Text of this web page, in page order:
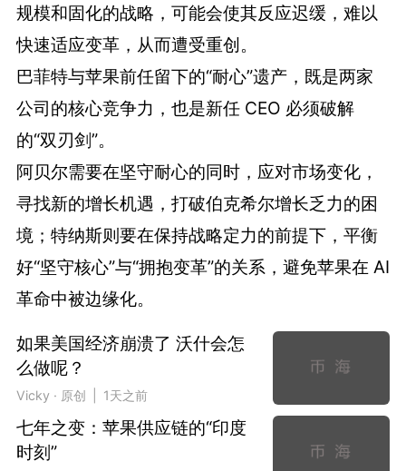
规模和固化的战略，可能会使其反应迟缓，难以
快速适应变革，从而遭受重创。
巴菲特与苹果前任留下的“耐心”遗产，既是两家
公司的核心竞争力，也是新任 CEO 必须破解
的“双刃剑”。
阿贝尔需要在坚守耐心的同时，应对市场变化，
寻找新的增长机遇，打破伯克希尔增长乏力的困
境；特纳斯则要在保持战略定力的前提下，平衡
好“坚守核心”与“拥抱变革”的关系，避免苹果在 AI
革命中被边缘化。
如果美国经济崩溃了 沃什会怎
么做呢？
Vicky · 原创 | 1天之前
七年之变：苹果供应链的“印度
时刻”